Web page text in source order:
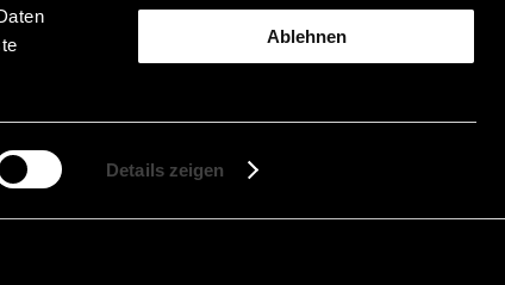
Details zeigen
Ablehnen